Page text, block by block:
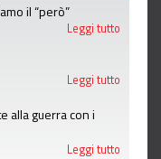
il “però”
Leggi tutto
Leggi tutto
alla guerra con i
Leggi tutto